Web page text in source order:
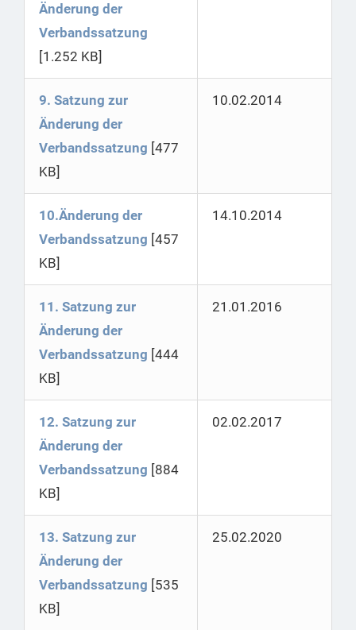
Änderung der
Verbandssatzung
[1.252 KB]
9. Satzung zur
Änderung der
Verbandssatzung [477
KB]
10.02.2014
10.Änderung der
Verbandssatzung [457
KB]
14.10.2014
11. Satzung zur
Änderung der
Verbandssatzung [444
KB]
21.01.2016
12. Satzung zur
Änderung der
Verbandssatzung [884
KB]
02.02.2017
13. Satzung zur
Änderung der
Verbandssatzung [535
KB]
25.02.2020